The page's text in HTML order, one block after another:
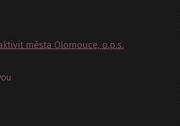
města Olomouce, o.p.s.